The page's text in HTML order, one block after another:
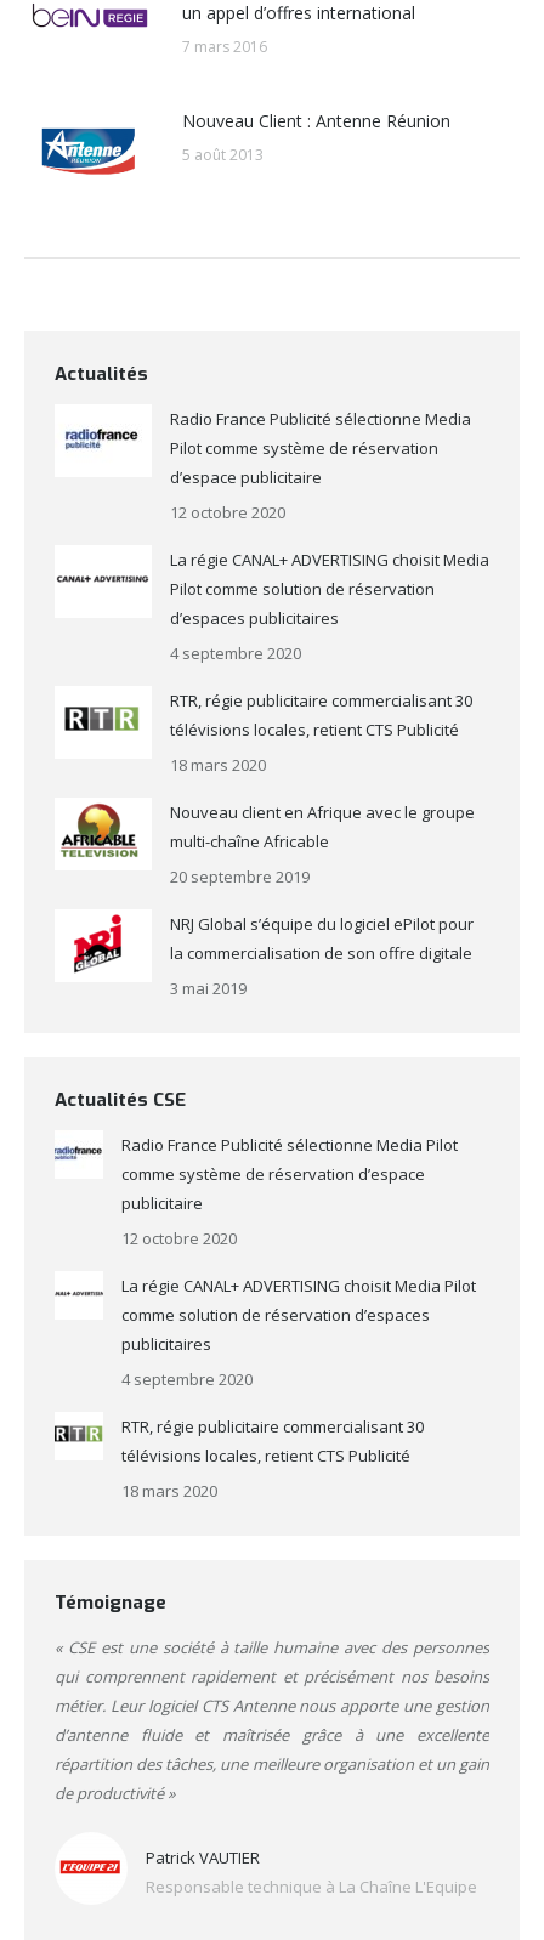
un appel d’offres international
7 mars 2016
Nouveau Client : Antenne Réunion
5 août 2013
Actualités
Radio France Publicité sélectionne Media
Pilot comme système de réservation
d’espace publicitaire
12 octobre 2020
La régie CANAL+ ADVERTISING choisit Media
Pilot comme solution de réservation
d’espaces publicitaires
4 septembre 2020
RTR, régie publicitaire commercialisant 30
télévisions locales, retient CTS Publicité
18 mars 2020
Nouveau client en Afrique avec le groupe
multi-chaîne Africable
20 septembre 2019
NRJ Global s’équipe du logiciel ePilot pour
la commercialisation de son offre digitale
3 mai 2019
Actualités CSE
Radio France Publicité sélectionne Media Pilot
comme système de réservation d’espace
publicitaire
12 octobre 2020
La régie CANAL+ ADVERTISING choisit Media Pilot
comme solution de réservation d’espaces
publicitaires
4 septembre 2020
RTR, régie publicitaire commercialisant 30
télévisions locales, retient CTS Publicité
18 mars 2020
Témoignage
« CSE est une société à taille humaine avec des personnes
qui comprennent rapidement et précisément nos besoins
métier. Leur logiciel CTS Antenne nous apporte une gestion
d’antenne fluide et maîtrisée grâce à une excellente
répartition des tâches, une meilleure organisation et un gain
de productivité »
Patrick VAUTIER
Responsable technique à La Chaîne L'Equipe